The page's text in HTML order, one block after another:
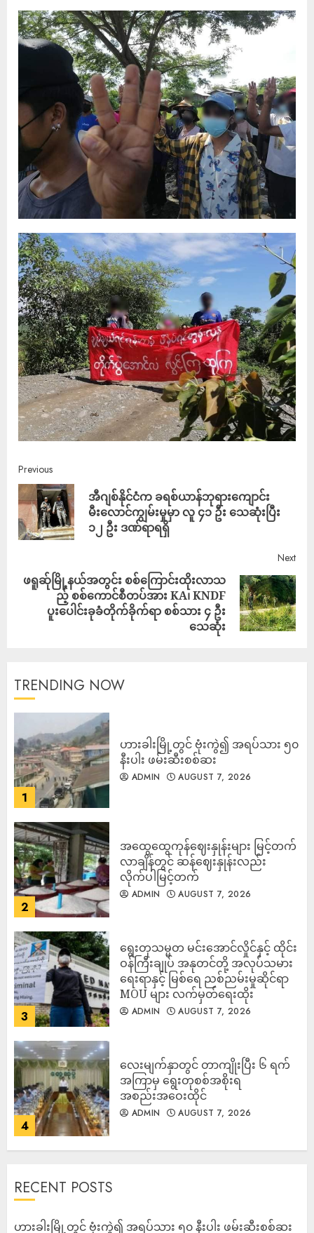
Previous
အီဂျစ်နိုင်ငံက ခရစ်ယာန်ဘုရားကျောင်း
မီးလောင်ကျွမ်းမှုမှာ လူ ၄၁ ဦး သေဆုံးပြီး
၁၂ ဦး ဒဏ်ရာရရှိ
Next
ဖရူဆ်ုမြို့နယ်အတွင်း စစ်ကြောင်းထိုးလာသ
ည့် စစ်ကောင်စီတပ်အား KA၊ KNDF
ပူးပေါင်းခုခံတိုက်ခိုက်ရာ စစ်သား ၄ ဦး
သေဆုံး
TRENDING NOW
1
ဟားခါးမြို့တွင် ဗုံးကွဲ၍ အရပ်သား ၅၀
နီးပါး ဖမ်းဆီးစစ်ဆး
ADMIN AUGUST 7, 2026
2
အထွေထွေကုန်ဈေးနှုန်းများ မြင့်တက်
လာချိန်တွင် ဆန်ဈေးနှုန်းလည်း
လိုက်ပါမြင့်တက်
ADMIN AUGUST 7, 2026
3
ရွေးတုသမ္မတ မင်းအောင်လှိုင်နှင့် ထိုင်း
ဝန်ကြီးချုပ် အနုတင်တို့ အလုပ်သမား
ရေးရာနှင့် မြစ်ရေ ညစ်ညမ်းမှုဆိုင်ရာ
MOU များ လက်မှတ်ရေးထိုး
ADMIN AUGUST 7, 2026
4
လေးမျက်နှာတွင် တာကျိုးပြီး ၆ ရက်
အကြာမှ ရွေးတုစစ်အစိုးရ
အစည်းအဝေးထိုင်
ADMIN AUGUST 7, 2026
RECENT POSTS
ဟားခါးမြို့တွင် ဗုံးကွဲ၍ အရပ်သား ၅၀ နီးပါး ဖမ်းဆီးစစ်ဆး